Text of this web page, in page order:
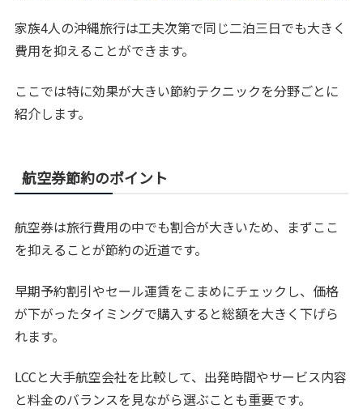
家族4人の沖縄旅行は工夫次第で同じ二泊三日でも大きく
費用を抑えることができます。
ここでは特に効果が大きい節約テクニックを分野ごとに
紹介します。
航空券節約のポイント
航空券は旅行費用の中でも割合が大きいため、まずここ
を抑えることが節約の近道です。
早期予約割引やセール運賃をこまめにチェックし、価格
が下がったタイミングで購入すると総額を大きく下げら
れます。
LCCと大手航空会社を比較して、出発時間やサービス内容
と料金のバランスを見ながら選ぶことも重要です。